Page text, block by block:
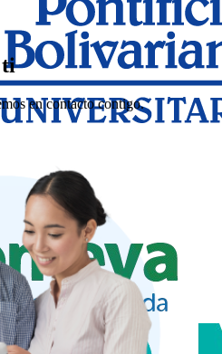
ti
en contacto contigo.